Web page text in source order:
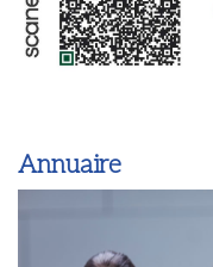
Annuaire